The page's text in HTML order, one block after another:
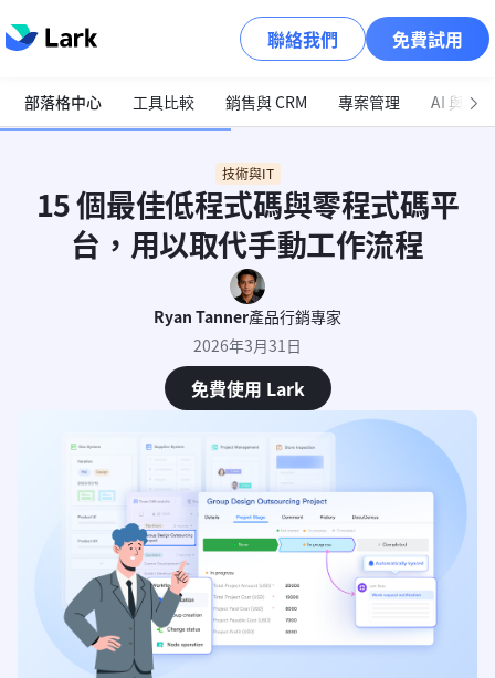
聯絡我們 免費試用
部落格中心 工具比較 銷售與 CRM 專案管理 AI 與自
技術與IT
15 個最佳低程式碼與零程式碼平
台，用以取代手動工作流程
Ryan Tanner產品行銷專家
2026年3月31日
免費使用 Lark